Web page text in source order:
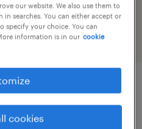
our website. We also use them to
searches. You can either accept or
specify your choice. You can
information is in our cookie
cookies